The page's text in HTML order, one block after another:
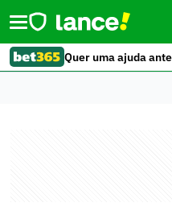
Quer uma ajuda